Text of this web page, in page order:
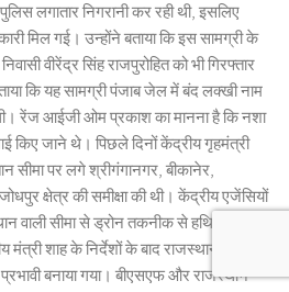
लगातार निगरानी कर रही थी, इसलिए
मिल गई। उन्होंने बताया कि इस सामग्री के
वीरेंद्र सिंह राजपुरोहित को भी गिरफ्तार
कि यह सामग्री पंजाब जेल में बंद लक्खी नाम
रेंज आईजी ओम प्रकाश का मानना है कि नशा
किए जाने थे। पिछले दिनों केंद्रीय गृहमंत्री
सीमा पर लगे श्रीगंगानगर, बीकानेर,
क्षेत्र की समीक्षा की थी। केंद्रीय एजेंसियों
वाली सीमा से ड्रोन तकनीक से हथियार और
मंत्री शाह के निर्देशों के बाद राजस्थान के
प्रभावी बनाया गया। बीएसएफ और राजस्थान